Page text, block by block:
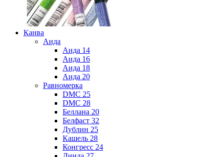
Канва
Аида
Аида 14
Аида 16
Аида 18
Аида 20
Равномерка
DMC 25
DMC 28
Беллана 20
Белфаст 32
Дублин 25
Кашель 28
Конгресс 24